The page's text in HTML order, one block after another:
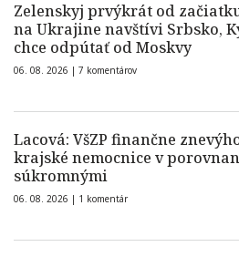
Zelenskyj prvýkrát od
na Ukrajine navštívi Srbsko,
chce odpútať od Moskvy
06. 08. 2026 | 7 komentárov
Lacová: VšZP finančne
krajské nemocnice v
súkromnými
06. 08. 2026 | 1 komentár